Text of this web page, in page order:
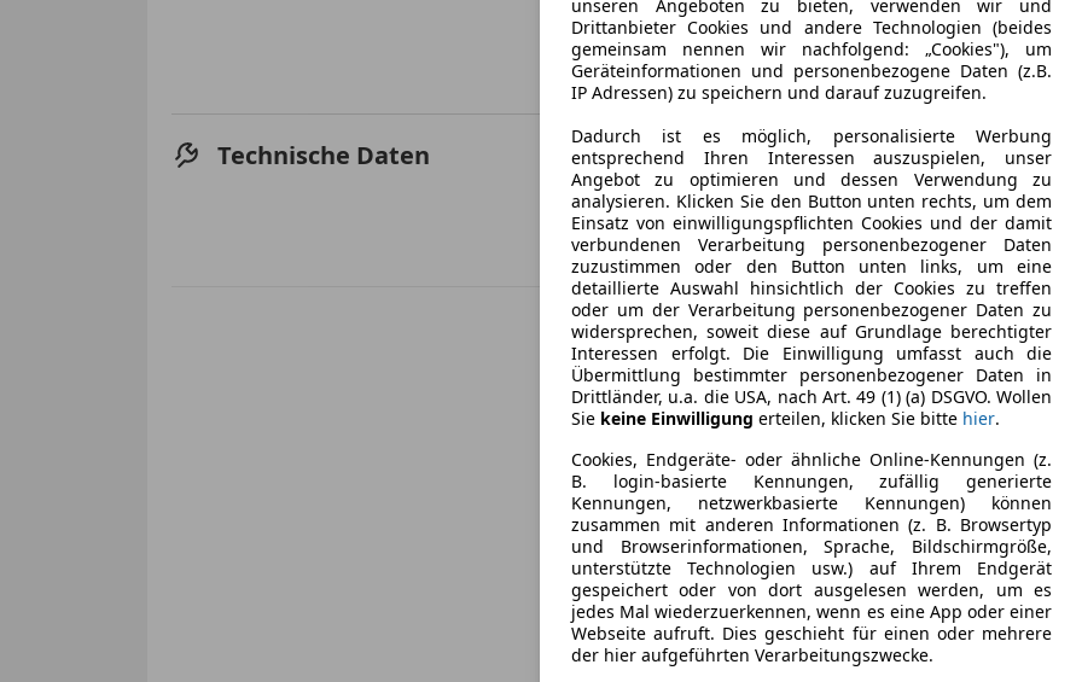
Fahrzeughalter
1
Scheckheftgepflegt
Ja
Technische Daten Leistung
112 kW
Getriebe
Hubraum
2 488 cm³
unseren Angeboten zu bieten, verwenden wir und
Drittanbieter Cookies und andere Technologien (beides
gemeinsam nennen wir nachfolgend: „Cookies"), um
Geräteinformationen und personenbezogene Daten (z.B.
IP Adressen) zu speichern und darauf zuzugreifen.
Dadurch ist es möglich, personalisierte Werbung
entsprechend Ihren Interessen auszuspielen, unser
Angebot zu optimieren und dessen Verwendung zu
analysieren. Klicken Sie den Button unten rechts, um dem
Einsatz von einwilligungspflichten Cookies und der damit
verbundenen Verarbeitung personenbezogener Daten
zuzustimmen oder den Button unten links, um eine
detaillierte Auswahl hinsichtlich der Cookies zu treffen
oder um der Verarbeitung personenbezogener Daten zu
widersprechen, soweit diese auf Grundlage berechtigter
Interessen erfolgt. Die Einwilligung umfasst auch die
Übermittlung bestimmter personenbezogener Daten in
Drittländer, u.a. die USA, nach Art. 49 (1) (a) DSGVO. Wollen
Sie keine Einwilligung erteilen, klicken Sie bitte hier.
Cookies, Endgeräte- oder ähnliche Online-Kennungen (z.
B. login-basierte Kennungen, zufällig generierte
Kennungen, netzwerkbasierte Kennungen) können
zusammen mit anderen Informationen (z. B. Browsertyp
und Browserinformationen, Sprache, Bildschirmgröße,
unterstützte Technologien usw.) auf Ihrem Endgerät
gespeichert oder von dort ausgelesen werden, um es
jedes Mal wiederzuerkennen, wenn es eine App oder einer
Webseite aufruft. Dies geschieht für einen oder mehrere
der hier aufgeführten Verarbeitungszwecke.